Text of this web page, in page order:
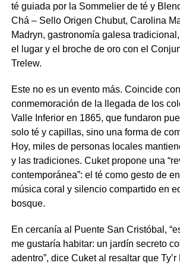
té guiada por la Sommelier de té y
Chá – Sello Origen Chubut, Carolina
Madryn, gastronomía galesa
el lugar y el broche de oro con el
Trelew.
Este no es un evento más. Coincide
conmemoración de la llegada de los
Valle Inferior en 1865, que fundaron
solo té y capillas, sino una forma de
Hoy, miles de personas locales
y las tradiciones. Cuket propone una
contemporánea”: el té como gesto de
música coral y silencio compartido en
bosque.
En cercanía al
Puente San Cristóbal,
me gustaría habitar: un jardín secreto
adentro”, dice Cuket al resaltar que Ty’r